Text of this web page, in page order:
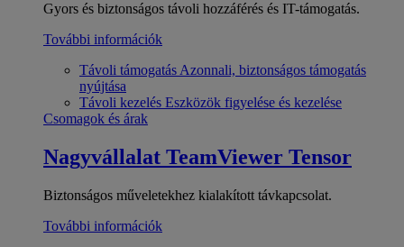
Gyors és biztonságos távoli hozzáférés és IT-támogatás.
További információk
Távoli támogatás Azonnali, biztonságos támogatás
nyújtása
Távoli kezelés Eszközök figyelése és kezelése
Csomagok és árak
Nagyvállalat TeamViewer Tensor
Biztonságos műveletekhez kialakított távkapcsolat.
További információk